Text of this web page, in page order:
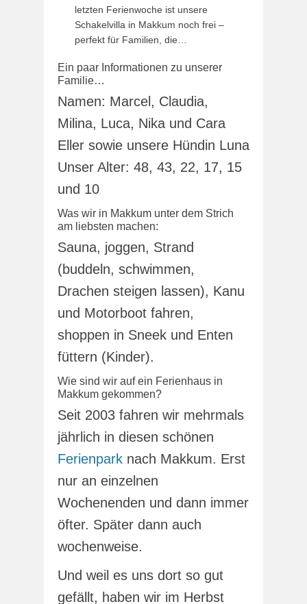
letzten Ferienwoche ist unsere
Schakelvilla in Makkum noch frei –
perfekt für Familien, die…
Ein paar Informationen zu unserer
Familie…
Namen: Marcel, Claudia,
Milina, Luca, Nika und Cara
Eller sowie unsere Hündin Luna
Unser Alter: 48, 43, 22, 17, 15
und 10
Was wir in Makkum unter dem Strich
am liebsten machen:
Sauna, joggen, Strand
(buddeln, schwimmen,
Drachen steigen lassen), Kanu
und Motorboot fahren,
shoppen in Sneek und Enten
füttern (Kinder).
Wie sind wir auf ein Ferienhaus in
Makkum gekommen?
Seit 2003 fahren wir mehrmals
jährlich in diesen schönen
Ferienpark nach Makkum. Erst
nur an einzelnen
Wochenenden und dann immer
öfter. Später dann auch
wochenweise.
Und weil es uns dort so gut
gefällt, haben wir im Herbst